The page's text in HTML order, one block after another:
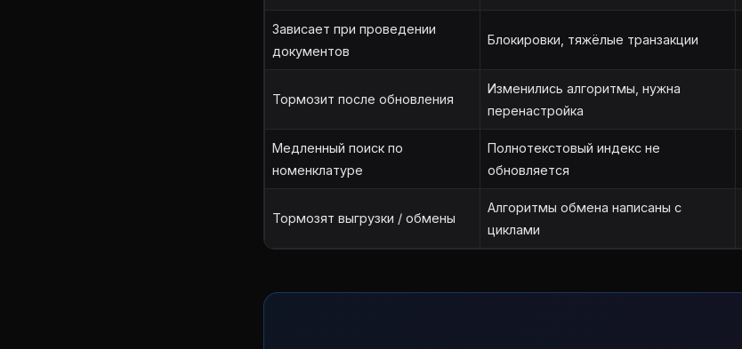
Зависает при проведении
документов
Блокировки, тяжёлые транзакции
Тормозит после обновления
Изменились алгоритмы, нужна
перенастройка
Медленный поиск по
номенклатуре
Полнотекстовый индекс не
обновляется
Тормозят выгрузки / обмены
Алгоритмы обмена написаны с
циклами